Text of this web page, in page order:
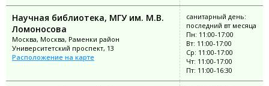
Научная библиотека, МГУ им. М.В.
Ломоносова
Москва, Москва, Раменки район
Университетский проспект, 13
Расположение на карте
санитарный день:
последний вт месяца
Пн: 11:00-17:00
Вт: 11:00-17:00
Ср: 11:00-17:00
Чт: 11:00-17:00
Пт: 11:00-16:30